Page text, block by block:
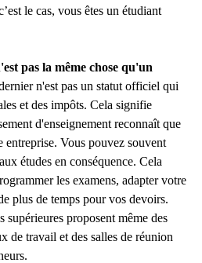
le cas, vous êtes un étudiant
pas la même chose qu'un
n'est pas un statut officiel qui
et des impôts. Cela signifie
d'enseignement reconnaît que
entreprise. Vous pouvez souvent
études en conséquence. Cela
les examens, adapter votre
plus de temps pour vos devoirs.
supérieures proposent même des
de travail et des salles de réunion